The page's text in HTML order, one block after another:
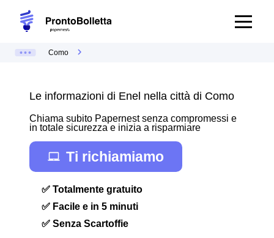
Como
Le informazioni di Enel nella città di Como
Chiama subito Papernest senza compromessi e
in totale sicurezza e inizia a risparmiare
Ti richiamiamo
✅ Totalmente gratuito
✅ Facile e in 5 minuti
✅ Senza Scartoffie